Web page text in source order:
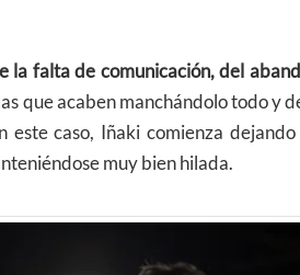
falta de comunicación, del
que acaben manchándolo todo y
caso, Iñaki comienza dejando
muy bien hilada.